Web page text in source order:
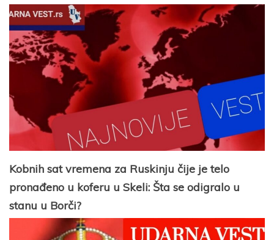
Kobnih sat vremena za Ruskinju čije je telo
pronađeno u koferu u Skeli: Šta se odigralo u
stanu u Borči?